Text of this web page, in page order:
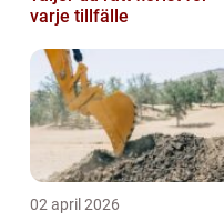
varje tillfälle
02 april 2026